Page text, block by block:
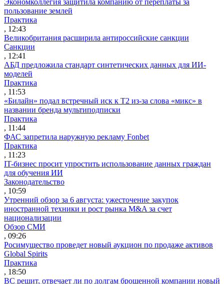
пользование землей
Практика
, 12:43
Великобритания расширила антироссийские санкции
Санкции
, 12:41
АБД предложила стандарт синтетических данных для ИИ-
моделей
Практика
, 11:53
«Билайн» подал встречный иск к Т2 из-за слова «микс» в
названии бренда мультиподписки
Практика
, 11:44
ФАС запретила наружную рекламу Fonbet
Практика
, 11:23
IT-бизнес просит упростить использование данных граждан
для обучения ИИ
Законодательство
, 10:59
Утренний обзор за 6 августа: ужесточение закупок
иностранной техники и рост рынка M&A за счет
национализации
Обзор СМИ
, 09:26
Росимущество проведет новый аукцион по продаже активов
Global Spirits
Практика
, 18:50
ВС решит, отвечает ли по долгам брошенной компании новый